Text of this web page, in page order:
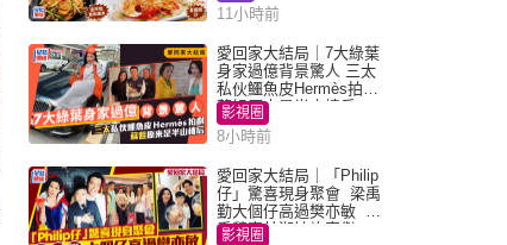
11小時前
愛回家大結局｜7大綠葉
身家過億背景驚人 三太
私伙鱷魚皮Hermès拍劇
蘇姐原來是半山樓后
影視圈
8小時前
愛回家大結局｜「Philip
仔」驚喜現身聚會 梁禹
勤大個仔高過樊亦敏 超
乖黐實林淑敏許家傑
影視圈